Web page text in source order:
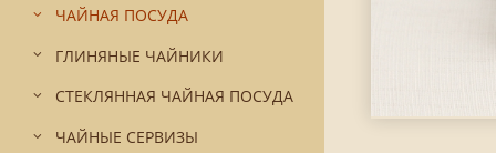
ЧАЙНАЯ ПОСУДА
ГЛИНЯНЫЕ ЧАЙНИКИ
СТЕКЛЯННАЯ ЧАЙНАЯ ПОСУДА
ЧАЙНЫЕ СЕРВИЗЫ